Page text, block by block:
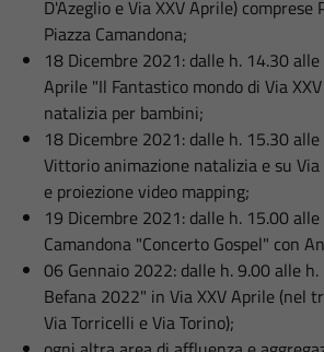
D'Azeglio e Via XXV Aprile)
Piazza Camandona;
18 Dicembre 2021: dalle h. 14.30
Aprile "Il Fantastico mondo di Via
natalizia per bambini;
18 Dicembre 2021: dalle h. 15.30
Vittorio animazione natalizia e su
e proiezione video mapping;
19 Dicembre 2021: dalle h. 15.00
Camandona "Concerto Gospel" con
06 Gennaio 2022: dalle h. 9.00 alle
Befana 2022" in Via XXV Aprile (nel
Via Torricelli e Via Torino);